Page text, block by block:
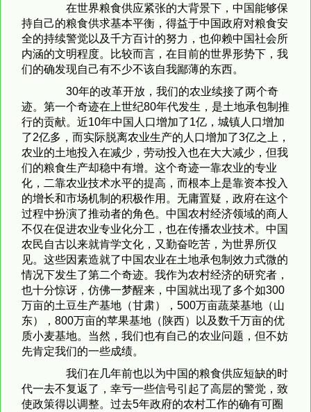
在世界粮食供应紧张的大背景下，中国能够保
持自己的粮食供求基本平衡，得益于中国政府对粮食安
全的持续警觉以及千方百计的努力，也仰赖中国社会所
内涵的文明程度。比较而言，在目前的世界形势下，我
们的确发现自己有不少不该自我鄙薄的东西。
30年的改革开放，我们的农业续接了两个奇
迹。第一个奇迹在上世纪80年代发生，是土地承包制推
行的贡献。近10年中国人口增加了1亿，城镇人口增加
了2亿多，而实际脱离农业生产的人口增加了3亿之上，
农业的土地投入在减少，劳动投入也在大大减少，但我
们的粮食生产却稳中有增。这个奇迹一靠农业的专业
化，二靠农业技术水平的提高，而根本上是靠资本投入
的增长和市场机制的积极作用。无庸置疑，政府在这个
过程中扮演了推动者的角色。中国农村经济领域的商人
不仅在促进农业专业化分工，也在传播农业技术。中国
农民自古以来就肯学文化，又勤奋吃苦，为世界所仅
见。这些因素造就了中国农业在土地承包制效力式微的
情况下发生了第二个奇迹。我作为农村经济的研究者，
也十分惊讶，仿佛一梦醒来，中国就出现了多个如300
万亩的土豆生产基地（甘肃），500万亩蔬菜基地（山
东），800万亩的苹果基地（陕西）以及数千万亩的优
质小麦基地。当然，我们也有自己的农业问题，但不妨
先肯定我们的一些成绩。
我们在几年前也以为中国的粮食供应短缺的时
代一去不复返了，幸亏一些信号引起了高层的警觉，致
使政策得以调整。过去5年政府的农村工作的确有可圈